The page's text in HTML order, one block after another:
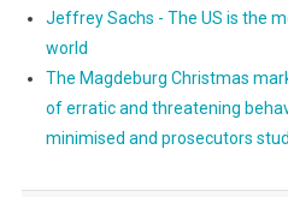
Jeffrey Sachs - The US is the
world
The Magdeburg Christmas
of erratic and threatening
minimised and prosecutors